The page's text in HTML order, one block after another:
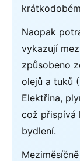
Naopak
vykazují
způsobeno
olejů a tuků
Elektřina,
což přispívá
bydlení.